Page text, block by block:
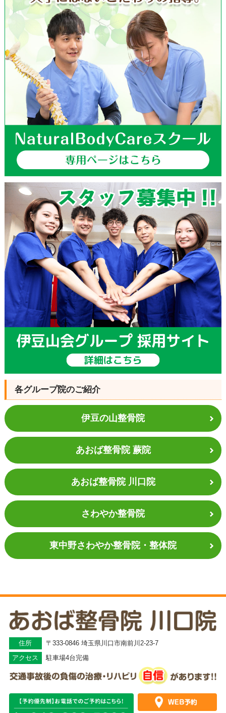
各グループ院のご紹介
伊豆の山整骨院
あおば整骨院 蕨院
あおば整骨院 川口院
さわやか整骨院
東中野さわやか整骨院・整体院
住所
〒333-0846 埼玉県川口市南前川2-23-7
アクセス
駐車場4台完備